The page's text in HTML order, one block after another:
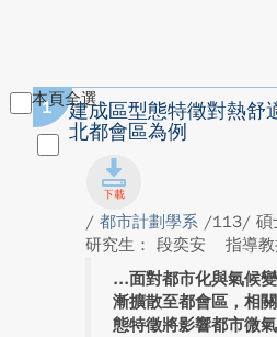
本頁全選
1
建成區型態特徵對熱舒
北都會區為例
/ 都市計劃學系 /113/ 碩
研究生： 段奕安
指導教
面對都市化與氣候
漸擴散至都會區，相
態特徵將影響都市微